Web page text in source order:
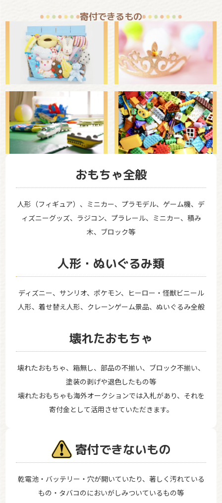
寄付できるもの
おもちゃ全般
人形（フィギュア）、ミニカー、プラモデル、ゲーム機、デ
ィズニーグッズ、ラジコン、プラレール、ミニカー、積み
木、ブロック等
人形・ぬいぐるみ類
ディズニー、サンリオ、ポケモン、ヒーロー・怪獣ビニール
人形、着せ替え人形、クレーンゲーム景品、ぬいぐるみ全般
壊れたおもちゃ
壊れたおもちゃ、箱無し、部品の不揃い、ブロック不揃い、
塗装の剥げや退色したもの等
壊れたおもちゃも海外オークションでは入札があり、それを
寄付金として活用させていただきます。
寄付できないもの
乾電池・バッテリー・穴が開いていたり、著しく汚れている
もの・タバコのにおいがしみついているもの等